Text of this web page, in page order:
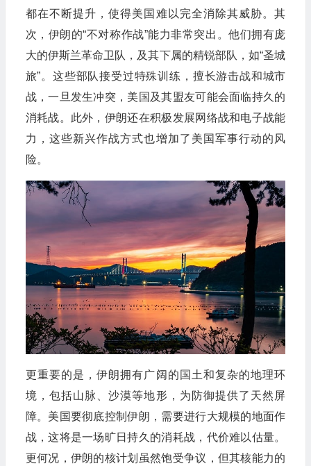
都在不断提升，使得美国难以完全消除其威胁。其
次，伊朗的“不对称作战”能力非常突出。他们拥有庞
大的伊斯兰革命卫队，及其下属的精锐部队，如“圣城
旅”。这些部队接受过特殊训练，擅长游击战和城市
战，一旦发生冲突，美国及其盟友可能会面临持久的
消耗战。此外，伊朗还在积极发展网络战和电子战能
力，这些新兴作战方式也增加了美国军事行动的风
险。
更重要的是，伊朗拥有广阔的国土和复杂的地理环
境，包括山脉、沙漠等地形，为防御提供了天然屏
障。美国要彻底控制伊朗，需要进行大规模的地面作
战，这将是一场旷日持久的消耗战，代价难以估量。
更何况，伊朗的核计划虽然饱受争议，但其核能力的